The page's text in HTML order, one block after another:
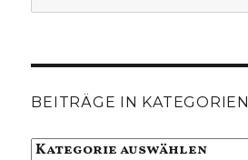
nach:
BEITRÄGE IN KATEGORIEN
Beiträge